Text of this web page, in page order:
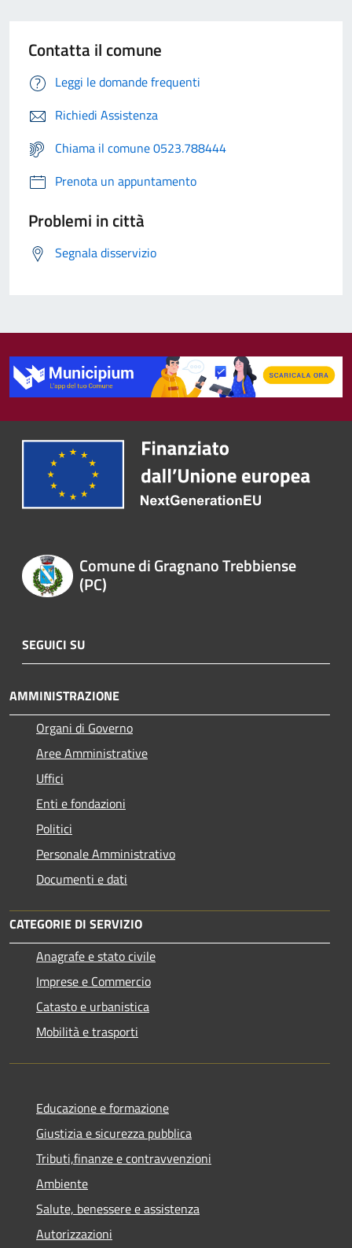
Contatta il comune
Leggi le domande frequenti
Richiedi Assistenza
Chiama il comune 0523.788444
Prenota un appuntamento
Problemi in città
Segnala disservizio
Comune di Gragnano Trebbiense
(PC)
SEGUICI SU
AMMINISTRAZIONE
Organi di Governo
Aree Amministrative
Uffici
Enti e fondazioni
Politici
Personale Amministrativo
Documenti e dati
CATEGORIE DI SERVIZIO
Anagrafe e stato civile
Imprese e Commercio
Catasto e urbanistica
Mobilità e trasporti
Educazione e formazione
Giustizia e sicurezza pubblica
Tributi,finanze e contravvenzioni
Ambiente
Salute, benessere e assistenza
Autorizzazioni